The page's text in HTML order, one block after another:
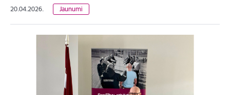
20.04.2026. Jaunumi